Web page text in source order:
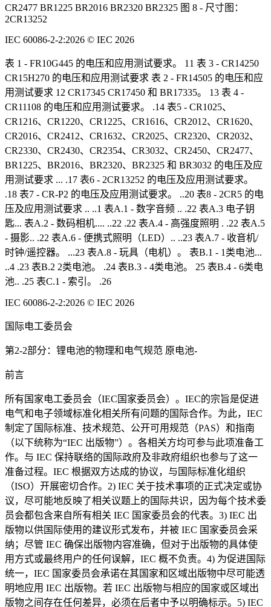
CR2477 BR1225 BR2016 BR2320 BR2325 图 8 - 尺寸图：
2CR13252
IEC 60086-2-2:2026 © IEC 2026
表 1 - FR10G445 的电压和应用测试要求。 11 表 3 - CR14250
CR15H270 的电压和应用测试要求 表 2 - FR14505 的电压和应
用测试要求 12 CR17345 CR17450 和 BR17335。 13 表 4 -
CR11108 的电压和应用测试要求。 .14 表5 - CR1025、
CR1216、CR1220、CR1225、CR1616、CR2012、CR1620、
CR2016、CR2412、CR1632、CR2025、CR2320、CR2032、
CR2330、CR2430、CR2354、CR3032、CR2450、CR2477、
BR1225、BR2016、BR2320、BR2325 和 BR3032 的电压及应
用测试要求 ... .17 表6 - 2CR13252 的电压及应用测试要求。
.18 表7 - CR-P2 的电压及应用测试要求。 ..2​​0 表8 - 2CR5 的电
压及应用测试要求 .. ..1 表A.1 - 数字音频 .. .22 表A.3 电子钥
匙... 表A.2 - 数码相机.... ..22 .22 表A.4 - 高强度照明 . .22 表A.5
- 摄影.. .22 表A.6 - 便携式照明（LED）.. ..23 表A.7 - 收音机/
时钟/遥控器。 ...23 表A.8 - 玩具（电机）。 表B.1 - 1类电池...
..4 .23 表B.2 2类电池。 .24 表B.3 - 4类电池。 25 表B.4 - 6类电
池.. .25 表C.1 - 索引。 .26
IEC 60086-2-2:2026 © IEC 2026
国际电工委员会
第2-2部分：锂电池的物理和电气规范 原电池-
前言
所有国家电工委员会（IEC国家委员会）。IEC的宗旨是促进
电气和电子领域标准化相关所有问题的国际合作。为此，IEC
制定了国际标准、技术规范、公开可用规范（PAS）和指南
（以下统称为“IEC 出版物”）。各相关方均可参与此项准备工
作。与 IEC 保持联络的国际政府及非政府组织也参与了这一
准备过程。IEC 根据双方达成的协议，与国际标准化组织
（ISO）开展密切合作。2) IEC 关于技术事项的正式决定或协
议，尽可能地反映了相关议题上的国际共识，因为每个技术委
员会都包含来自所有相关 IEC 国家委员会的代表。3) IEC 出
版物以供国际使用的建议形式发布，并被 IEC 国家委员会采
纳；尽管 IEC 确保出版物内容准确，但对于出版物的具体使
用方式或最终用户的任何误解，IEC 概不负责。4) 为促进国际
统一，IEC 国家委员会承诺在其国家和区域出版物中尽可能透
明地应用 IEC 出版物。若 IEC 出版物与相应的国家或区域出
版物之间存在任何差异，必须在后者中予以明确标示。5) IEC